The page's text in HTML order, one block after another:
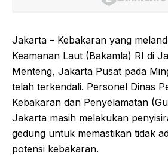
Jakarta – Kebakaran yang
Keamanan Laut (Bakamla) RI di
Menteng, Jakarta Pusat pada
telah terkendali. Personel Dinas
Kebakaran dan Penyelamatan
Jakarta masih melakukan
gedung untuk memastikan tidak
potensi kebakaran.